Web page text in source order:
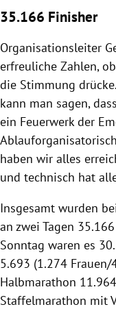
35.166 Finisher
Organisationsleiter
erfreuliche Zahlen,
die Stimmung
kann man sagen,
ein Feuerwerk der
haben wir alles
und technisch hat
Insgesamt wurden
an zwei Tagen
Sonntag waren es
5.693 (1.274 Frauen/
Halbmarathon
Staffelmarathon mit